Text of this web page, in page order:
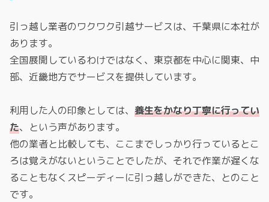
引っ越し業者のワクワク引越サービスは、千葉県に本社が
あります。
全国展開しているわけではなく、東京都を中心に関東、中
部、近畿地方でサービスを提供しています。
利用した人の印象としては、 養生をかなり丁寧に行ってい
た、という声があります。
他の業者と比較しても、ここまでしっかり行っているとこ
ろは覚えがないということでしたが、それで作業が遅くな
ることもなくスピーディーに引っ越しができた、とのこと
です。